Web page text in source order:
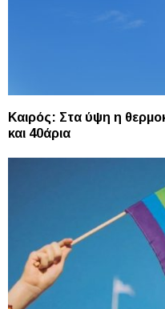
Καιρός: Στα ύψη η
και 40άρια